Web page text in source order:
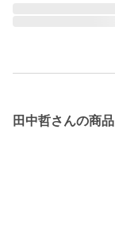
田中哲さんの商品